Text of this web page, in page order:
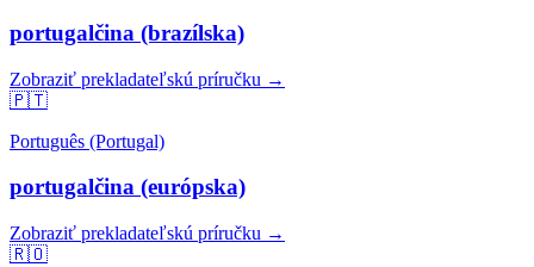
portugalčina (brazílska)
Zobraziť prekladateľskú príručku →
🇵🇹
Português (Portugal)
portugalčina (európska)
Zobraziť prekladateľskú príručku →
🇷🇴